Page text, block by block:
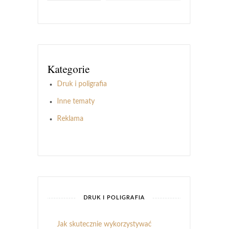
Kategorie
Druk i poligrafia
Inne tematy
Reklama
DRUK I POLIGRAFIA
Jak skutecznie wykorzystywać